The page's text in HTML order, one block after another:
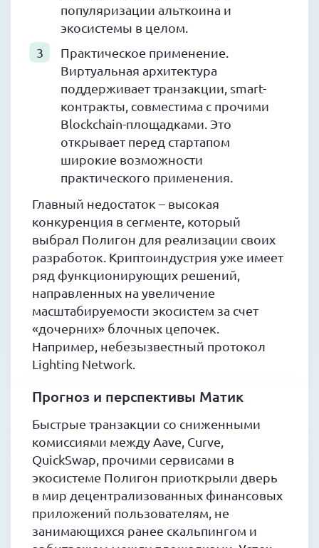
популяризации альткоина и
экосистемы в целом.
Практическое применение.
Виртуальная архитектура
поддерживает транзакции, smart-
контракты, совместима с прочими
Blockchain-площадками. Это
открывает перед стартапом
широкие возможности
практического применения.
Главный недостаток – высокая
конкуренция в сегменте, который
выбрал Полигон для реализации своих
разработок. Криптоиндустрия уже имеет
ряд функционирующих решений,
направленных на увеличение
масштабируемости экосистем за счет
«дочерних» блочных цепочек.
Например, небезызвестный протокол
Lighting Network.
Прогноз и перспективы Матик
Быстрые транзакции со сниженными
комиссиями между Aave, Curve,
QuickSwap, прочими сервисами в
экосистеме Полигон приоткрыли дверь
в мир децентрализованных финансовых
приложений пользователям, не
занимающихся ранее скальпингом и